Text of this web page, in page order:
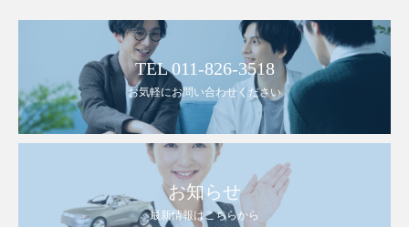
TEL 011-826-3518
お気軽にお問い合わせください
お知らせ
最新情報はこちらから